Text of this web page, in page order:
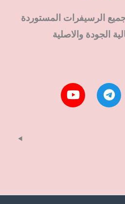
الرسيفرات المستوردة
الجودة والاصلية